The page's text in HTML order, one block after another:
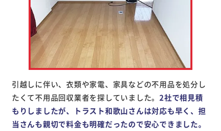
引越しに伴い、衣類や家電、家具などの不用品を処分し
たくて不用品回収業者を探していました。 2社で相見積
もりしましたが、トラスト和歌山さんは対応も早く、担
当さんも親切で料金も明確だったので安心できました。